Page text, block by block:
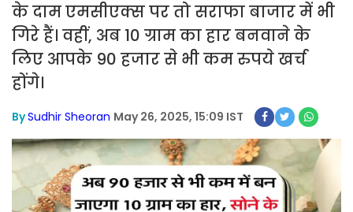
के दाम एमसीएक्स पर तो सराफा बाजार में भी
गिरे हैं। वहीं, अब 10 ग्राम का हार बनवाने के
लिए आपके 90 हजार से भी कम रुपये खर्च
होंगे।
BySudhir Sheoran May 26, 2025, 15:09 IST